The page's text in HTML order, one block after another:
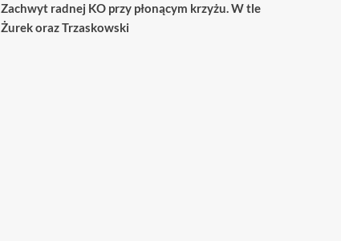
Zachwyt radnej KO przy płonącym krzyżu. W tle
Żurek oraz Trzaskowski